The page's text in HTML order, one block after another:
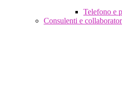
Telefono e
Consulenti e